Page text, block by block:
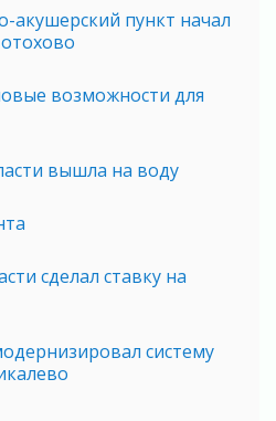
пункт начал
возможности для
вышла на воду
сделал ставку на
систему